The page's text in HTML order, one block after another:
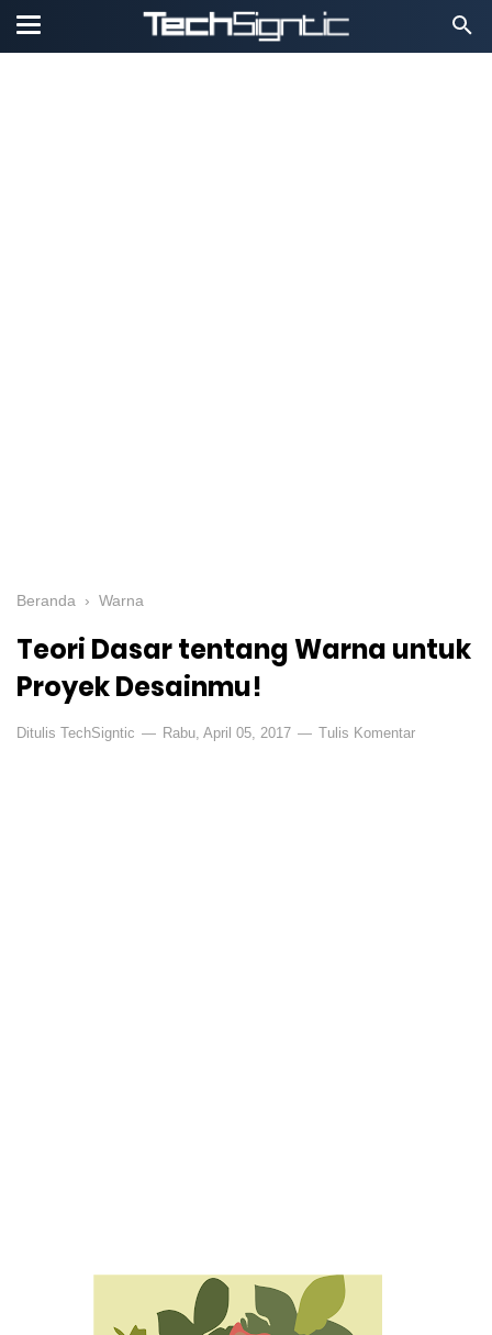
Beranda › Warna
Teori Dasar tentang Warna untuk
Proyek Desainmu!
Ditulis TechSigntic Rabu, April 05, 2017 Tulis Komentar